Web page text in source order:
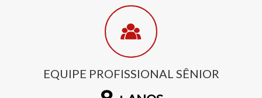
EQUIPE PROFISSIONAL SÊNIOR